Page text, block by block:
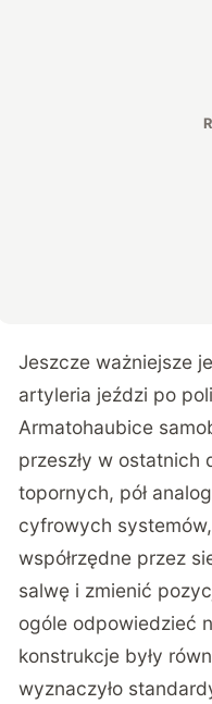
Jeszcze ważniejsze
artyleria jeździ po
Armatohaubice
przeszły w ostatnich
topornych, pół
cyfrowych
współrzędne przez
salwę i zmienić
ogóle odpowiedzieć
konstrukcje były
wyznaczyło